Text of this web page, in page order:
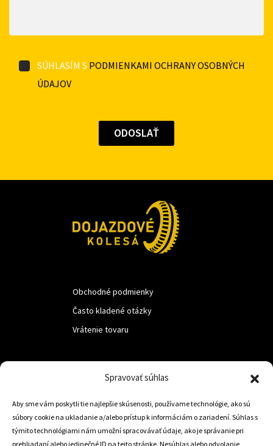
Spravovať súhlas
Aby sme vám poskytli tie najlepšie skúsenosti, používame technológie, ako sú
súbory cookie na ukladanie a/alebo prístup k informáciám o zariadení. Súhlas s
týmito technológiami nám umožní spracovávať údaje, ako je správanie pri
prehliadaní alebo jedinečné ID na tejto stránke. Nesúhlas alebo odvolanie
SÚHLASÍM S PODMIENKAMI OCHRANY OSOBNÝCH
ÚDAJOV
Obchodné podmienky
Často kladené otázky
Vrátenie tovaru
Trstená 02801